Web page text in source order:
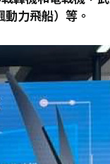
力飛船）等。